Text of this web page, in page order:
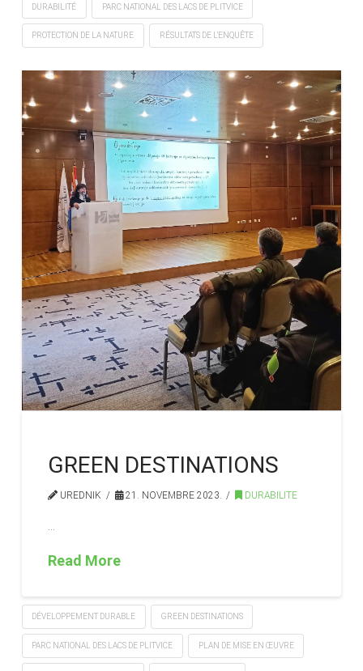
DURABILITÉ PARC NATIONAL DES LACS DE PLITVICE
PROTECTION DE LA NATURE RÉSULTATS DE L’ENQUÊTE
GREEN DESTINATIONS
UREDNIK 21. NOVEMBRE 2023. DURABILITE
Read More
DÉVELOPPEMENT DURABLE GREEN DESTINATIONS
PARC NATIONAL DES LACS DE PLITVICE PLAN DE MISE EN ŒUVRE